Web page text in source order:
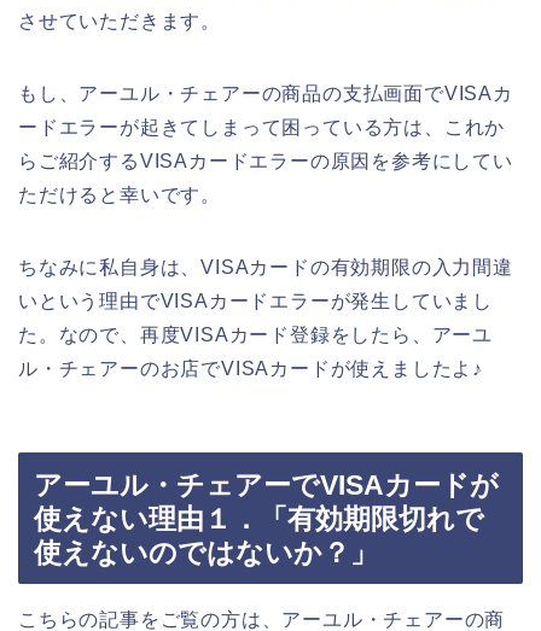
させていただきます。
もし、アーユル・チェアーの商品の支払画面でVISAカ
ードエラーが起きてしまって困っている方は、これか
らご紹介するVISAカードエラーの原因を参考にしてい
ただけると幸いです。
ちなみに私自身は、VISAカードの有効期限の入力間違
いという理由でVISAカードエラーが発生していまし
た。なので、再度VISAカード登録をしたら、アーユ
ル・チェアーのお店でVISAカードが使えましたよ♪
アーユル・チェアーでVISAカードが
使えない理由１．「有効期限切れで
使えないのではないか？」
こちらの記事をご覧の方は、アーユル・チェアーの商